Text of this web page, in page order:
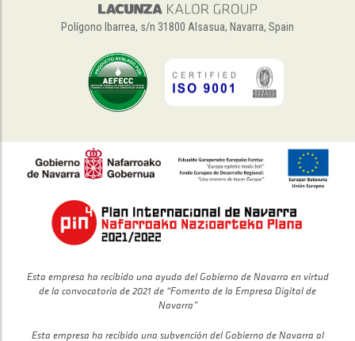
Polígono Ibarrea, s/n 31800 Alsasua, Navarra, Spain
Esta empresa ha recibido una ayuda del Gobierno de Navarra en virtud
de la convocatoria de 2021 de “Fomento de la Empresa Digital de
Navarra”
Esta empresa ha recibido una subvención del Gobierno de Navarra al